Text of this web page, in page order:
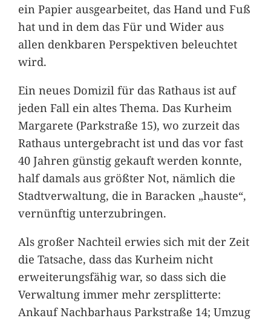
ein Papier ausgearbeitet, das Hand und Fuß
hat und in dem das Für und Wider aus
allen denkbaren Perspektiven beleuchtet
wird.
Ein neues Domizil für das Rathaus ist auf
jeden Fall ein altes Thema. Das Kurheim
Margarete (Parkstraße 15), wo zurzeit das
Rathaus untergebracht ist und das vor fast
40 Jahren günstig gekauft werden konnte,
half damals aus größter Not, nämlich die
Stadtverwaltung, die in Baracken „hauste“,
vernünftig unterzubringen.
Als großer Nachteil erwies sich mit der Zeit
die Tatsache, dass das Kurheim nicht
erweiterungsfähig war, so dass sich die
Verwaltung immer mehr zersplitterte:
Ankauf Nachbarhaus Parkstraße 14; Umzug